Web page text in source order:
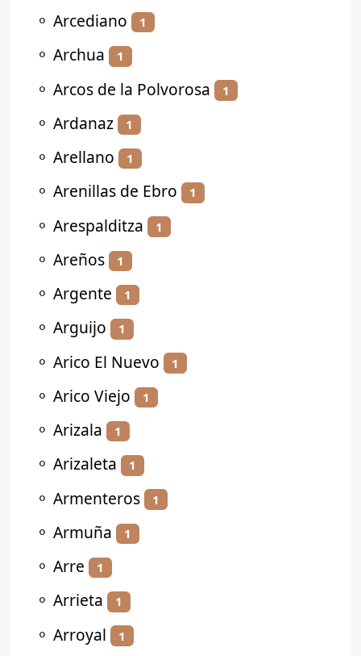
⚬ Arcediano 1
⚬ Archua 1
⚬ Arcos de la Polvorosa 1
⚬ Ardanaz 1
⚬ Arellano 1
⚬ Arenillas de Ebro 1
⚬ Arespalditza 1
⚬ Areños 1
⚬ Argente 1
⚬ Arguijo 1
⚬ Arico El Nuevo 1
⚬ Arico Viejo 1
⚬ Arizala 1
⚬ Arizaleta 1
⚬ Armenteros 1
⚬ Armuña 1
⚬ Arre 1
⚬ Arrieta 1
⚬ Arroyal 1